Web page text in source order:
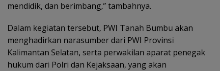
mendidik, dan berimbang,” tambahnya.
Dalam kegiatan tersebut, PWI Tanah Bumbu akan
menghadirkan narasumber dari PWI Provinsi
Kalimantan Selatan, serta perwakilan aparat penegak
hukum dari Polri dan Kejaksaan, yang akan